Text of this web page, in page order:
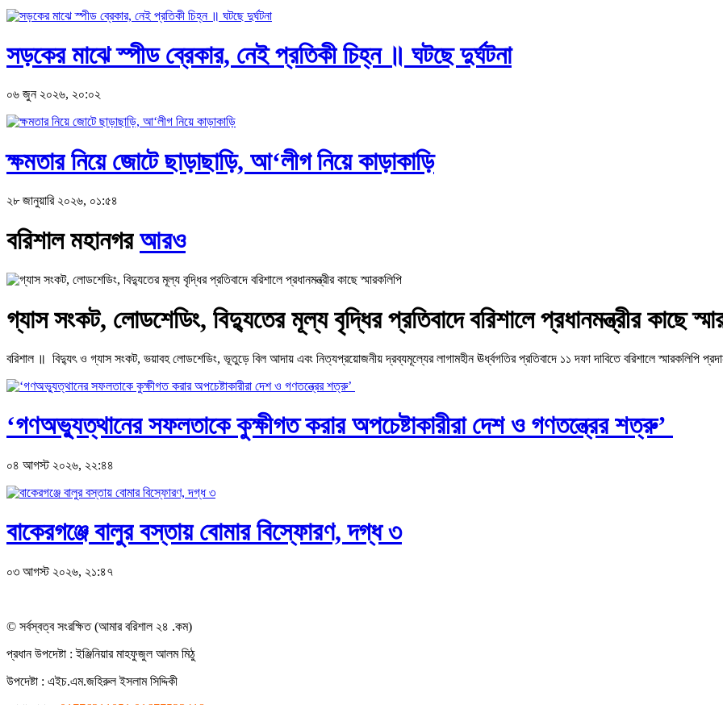
সড়কের মাঝে স্পীড ব্রেকার, নেই প্রতিকী চিহ্ন ॥ ঘটছে দুর্ঘটনা
০৬ জুন ২০২৬, ২০:০২
ক্ষমতার নিয়ে জোটে ছাড়াছাড়ি, আ‘লীগ নিয়ে কাড়াকাড়ি
২৮ জানুয়ারি ২০২৬, ০১:৫৪
বরিশাল মহানগরআরও
গ্যাস সংকট, লোডশেডিং, বিদ্যুতের মূল্য বৃদ্ধির প্রতিবাদে বরিশালে প্রধানমন্ত্রীর কাছে
বরিশাল ॥ বিদ্যুৎ ও গ্যাস সংকট, ভয়াবহ লোডশেডিং, ভূতুড়ে বিল আদায় এবং নিত্যপ্রয়োজনীয় দ্রব্যমূল্যের লাগামহীন ঊর্ধ্বগতির প্রতিবাদে ১১ দফা দাবিতে বরিশালে স্মারকলিপি
‘গণঅভ্যুত্থানের সফলতাকে কুক্ষীগত করার অপচেষ্টাকারীরা দেশ ও গণতন্ত্রের শত্রু’
০৪ আগস্ট ২০২৬, ২২:৪৪
বাকেরগঞ্জে বালুর বস্তায় বোমার বিস্ফোরণ, দগ্ধ ৩
০৩ আগস্ট ২০২৬, ২১:৪৭
© সর্বস্বত্ব সংরক্ষিত (আমার বরিশাল ২৪ .কম)
প্রধান ‍উপদেষ্টা : ‍ইঞ্জিনিয়ার মাহফুজুল আলম মিঠু
উপদেষ্টা : এইচ.এম.জহিরুল ইসলাম সিদ্দিকী